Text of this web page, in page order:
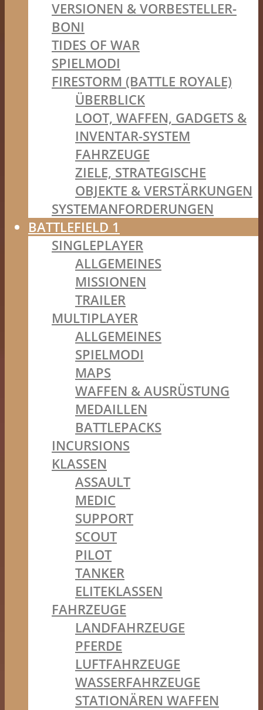
VERSIONEN & VORBESTELLER-
BONI
TIDES OF WAR
SPIELMODI
FIRESTORM (BATTLE ROYALE)
ÜBERBLICK
LOOT, WAFFEN, GADGETS &
INVENTAR-SYSTEM
FAHRZEUGE
ZIELE, STRATEGISCHE
OBJEKTE & VERSTÄRKUNGEN
SYSTEMANFORDERUNGEN
BATTLEFIELD 1
SINGLEPLAYER
ALLGEMEINES
MISSIONEN
TRAILER
MULTIPLAYER
ALLGEMEINES
SPIELMODI
MAPS
WAFFEN & AUSRÜSTUNG
MEDAILLEN
BATTLEPACKS
INCURSIONS
KLASSEN
ASSAULT
MEDIC
SUPPORT
SCOUT
PILOT
TANKER
ELITEKLASSEN
FAHRZEUGE
LANDFAHRZEUGE
PFERDE
LUFTFAHRZEUGE
WASSERFAHRZEUGE
STATIONÄREN WAFFEN